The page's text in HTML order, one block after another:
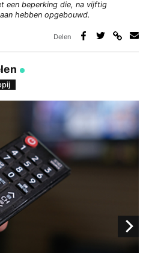
een beperking die, na vijftig
hebben opgebouwd.
Delen